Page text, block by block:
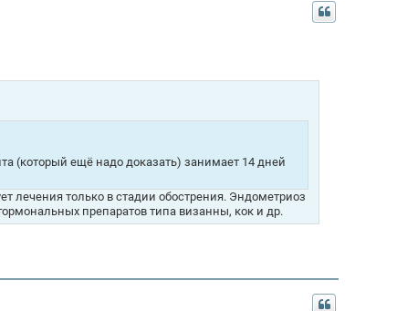
(который ещё надо доказать) занимает 14 дней
лечения только в стадии обострения. Эндометриоз
препаратов типа визанны, кок и др.